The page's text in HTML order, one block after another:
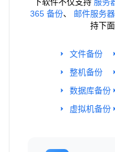
365 备份、 邮件服务
持下面
文件备份
整机备份
数据库备份
虚拟机备份